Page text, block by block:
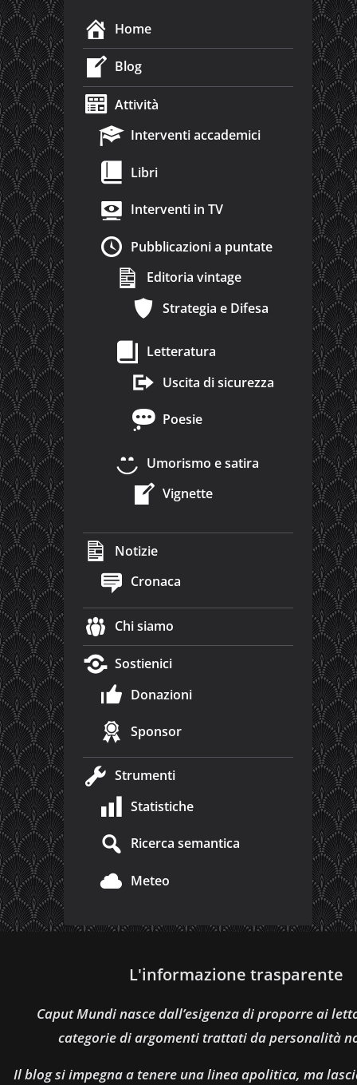
Home
Blog
Attività
Interventi accademici
Libri
Interventi in TV
Pubblicazioni a puntate
Editoria vintage
Strategia e Difesa
Letteratura
Uscita di sicurezza
Poesie
Umorismo e satira
Vignette
Notizie
Cronaca
Chi siamo
Sostienici
Donazioni
Sponsor
Strumenti
Statistiche
Ricerca semantica
Meteo
L'informazione trasparente
Caput Mundi nasce dall’esigenza di proporre ai
categorie di argomenti trattati da personalità
Il blog si impegna a tenere una linea apolitica, ma